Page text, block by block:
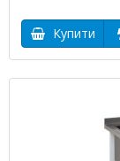
Купити